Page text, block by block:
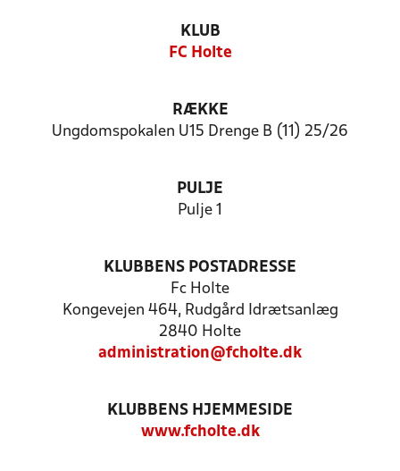
KLUB
FC Holte
RÆKKE
Ungdomspokalen U15 Drenge B (11) 25/26
PULJE
Pulje 1
KLUBBENS POSTADRESSE
Fc Holte
Kongevejen 464, Rudgård Idrætsanlæg
2840 Holte
administration@fcholte.dk
KLUBBENS HJEMMESIDE
www.fcholte.dk